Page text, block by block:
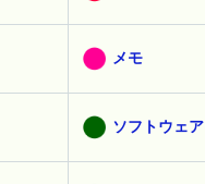
メモ
ソフトウェア